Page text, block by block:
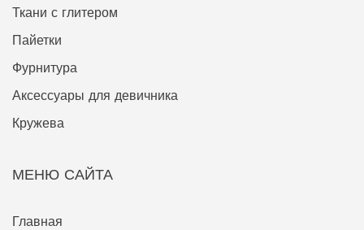
Ткани с глитером
Пайетки
Фурнитура
Аксессуары для девичника
Кружева
МЕНЮ САЙТА
Главная